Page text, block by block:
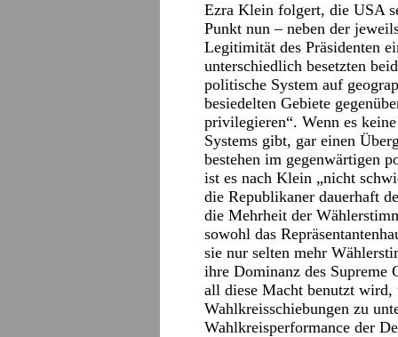
Ezra Klein folgert, die USA
Punkt nun – neben der
Legitimität des Präsidenten
unterschiedlich besetzten
politische System auf
besiedelten Gebiete
privilegieren“. Wenn es
Systems gibt, gar einen
bestehen im gegenwärtigen
ist es nach Klein „nicht
die Republikaner dauerhaft
die Mehrheit der
sowohl das
sie nur selten mehr
ihre Dominanz des
all diese Macht benutzt wird,
Wahlkreisschiebungen zu
Wahlkreisperformance der